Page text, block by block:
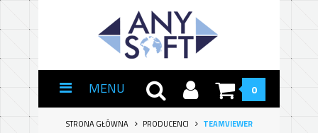
MENU 0
STRONA GŁÓWNA PRODUCENCI TEAMVIEWER